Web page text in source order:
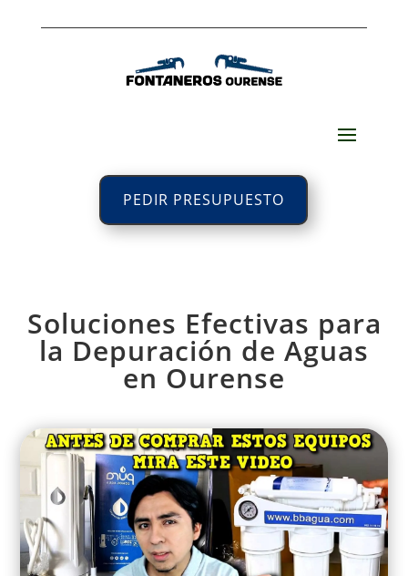
PEDIR PRESUPUESTO
Soluciones Efectivas para
la Depuración de Aguas
en Ourense